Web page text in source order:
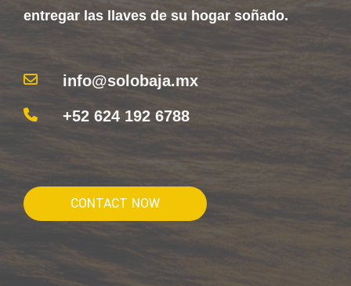
entregar las llaves de su hogar soñado.
+52 624 192 6788
info@solobaja.mx
CONTACT NOW